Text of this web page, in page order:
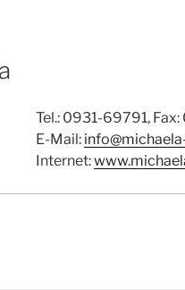
Tel.: 0931-69791,
E-Mail:
Internet: